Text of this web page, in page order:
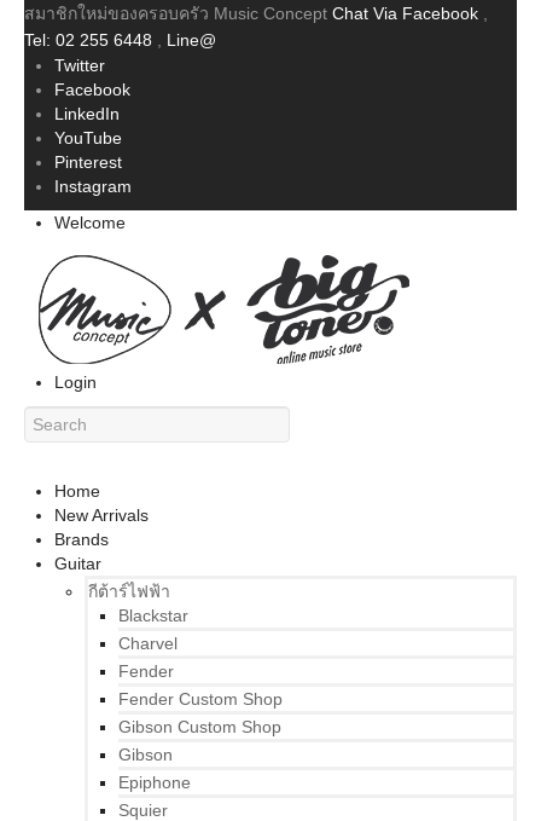
สมาชิกใหม่ของครอบครัว Music Concept Chat Via Facebook
Tel: 02 255 6448
Line@
Twitter
Facebook
LinkedIn
YouTube
Pinterest
Instagram
Welcome
Login
Home
New Arrivals
Brands
Guitar
กีต้าร์ไฟฟ้า
Blackstar
Charvel
Fender
Fender Custom Shop
Gibson Custom Shop
Gibson
Epiphone
Squier